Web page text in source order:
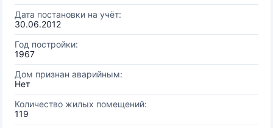
Дата постановки на учёт:
30.06.2012
Год постройки:
1967
Дом признан аварийным:
Нет
Количество жилых помещений:
119